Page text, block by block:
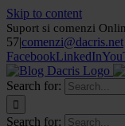
Skip to content
Suport si comenzi
57|comenzi@dacris.net
FacebookLinkedIn
Search for:
Search for: